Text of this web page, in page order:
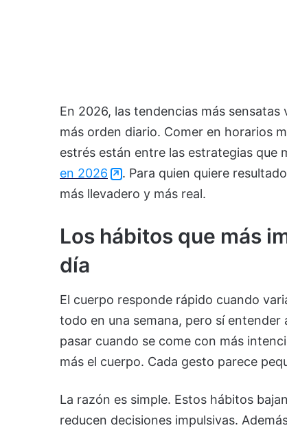
En 2026, las tendencias más
más orden diario. Comer en horarios
estrés están entre las estrategias que
en 2026
. Para quien quiere
más llevadero y más real.
Los hábitos que más
día
El cuerpo responde rápido cuando
todo en una semana, pero sí
pasar cuando se come con más
más el cuerpo. Cada gesto parece
La razón es simple. Estos hábitos
reducen decisiones impulsivas.